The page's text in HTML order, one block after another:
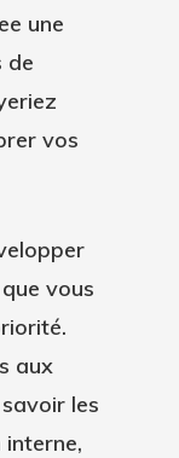
une
de
vos
vous
aux
les